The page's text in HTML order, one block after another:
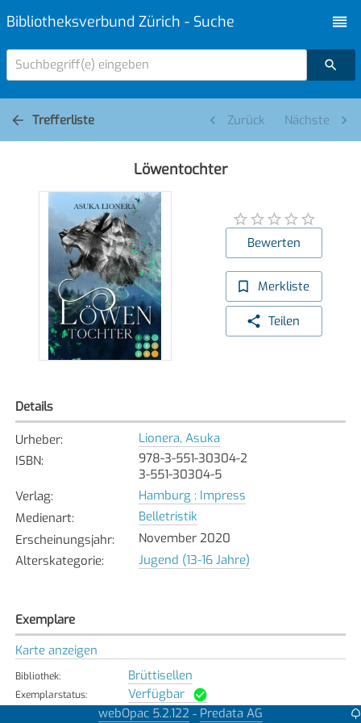
Bibliotheksverbund Zürich - Suche
Suchbegriff(e) eingeben
Trefferliste Zurück Nächste
Löwentochter
Bewerten
Merkliste
Teilen
Details
Urheber:
Lionera, Asuka
ISBN:
978-3-551-30304-2
3-551-30304-5
Verlag:
Hamburg : Impress
Medienart:
Belletristik
Erscheinungsjahr:
November 2020
Alterskategorie: Jugend (13-16 Jahre)
Exemplare
Karte anzeigen
Bibliothek: Brüttisellen
Exemplarstatus:
Verfügbar
webOpac 5.2.122 - Predata AG